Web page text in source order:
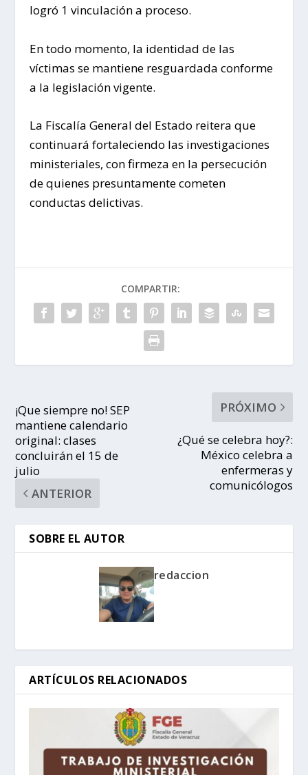
logró 1 vinculación a proceso.
En todo momento, la identidad de las
víctimas se mantiene resguardada conforme
a la legislación vigente.
La Fiscalía General del Estado reitera que
continuará fortaleciendo las investigaciones
ministeriales, con firmeza en la persecución
de quienes presuntamente cometen
conductas delictivas.
COMPARTIR:
¡Que siempre no! SEP
mantiene calendario
original: clases
concluirán el 15 de
julio
ANTERIOR
PRÓXIMO
¿Qué se celebra hoy?:
México celebra a
enfermeras y
comunicólogos
SOBRE EL AUTOR
redaccion
ARTÍCULOS RELACIONADOS